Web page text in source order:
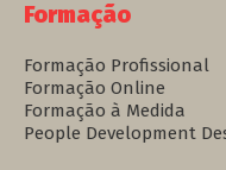
Formação
Formação Profissional
Formação Online
Formação à Medida
People Development